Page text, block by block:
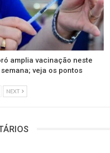
amplia vacinação neste
veja os pontos
NEXT